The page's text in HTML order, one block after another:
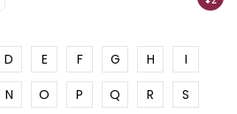
D E F G H
I
N O P Q R
S